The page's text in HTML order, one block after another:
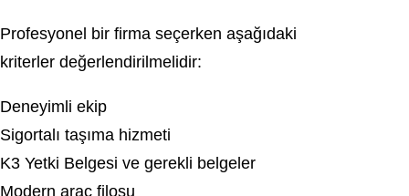
Profesyonel bir firma seçerken aşağıdaki
kriterler değerlendirilmelidir:
Deneyimli ekip
Sigortalı taşıma hizmeti
K3 Yetki Belgesi ve gerekli belgeler
Modern araç filosu